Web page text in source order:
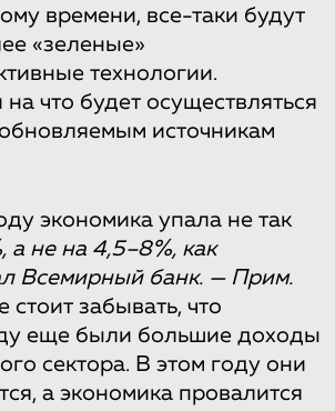
времени, все-таки будут
«зеленые»
технологии.
что будет осуществляться
источникам
экономика упала не так
а не на 4,5–8%, как
Всемирный банк. — Прим.
стоит забывать, что
еще были большие доходы
сектора. В этом году они
а экономика провалится